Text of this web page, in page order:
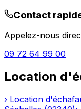
Contact
Appelez-nous
09 72 64 99 00
Location
› Location